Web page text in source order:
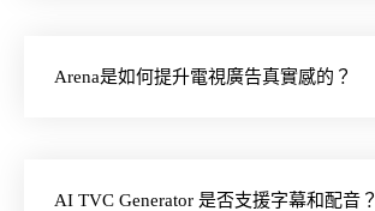
Arena是如何提升電視廣告真實感的？
AI TVC Generator 是否支援字幕和配音？